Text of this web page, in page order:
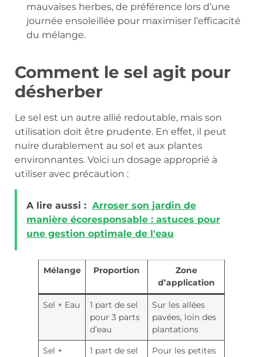
mauvaises herbes, de préférence lors d’une
journée ensoleillée pour maximiser l’efficacité
du mélange.
Comment le sel agit pour
désherber
Le sel est un autre allié redoutable, mais son
utilisation doit être prudente. En effet, il peut
nuire durablement au sol et aux plantes
environnantes. Voici un dosage approprié à
utiliser avec précaution :
A lire aussi : Arroser son jardin de
manière écoresponsable : astuces pour
une gestion optimale de l'eau
Mélange Proportion
Zone
d’application
Sel + Eau
1 part de sel
pour 3 parts
d’eau
Sur les allées
pavées, loin des
plantations
Sel +
1 part de sel
Pour les petites